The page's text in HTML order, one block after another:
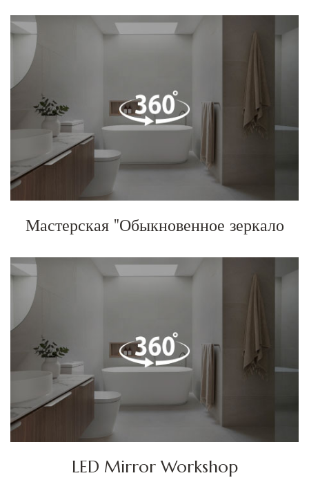
Мастерская "Обыкновенное зеркало
LED Mirror Workshop